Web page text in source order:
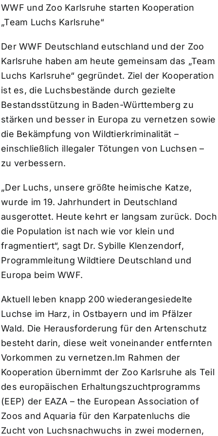
WWF und Zoo Karlsruhe starten Kooperation
„Team Luchs Karlsruhe“
Der WWF Deutschland eutschland und der Zoo
Karlsruhe haben am heute gemeinsam das „Team
Luchs Karlsruhe“ gegründet. Ziel der Kooperation
ist es, die Luchsbestände durch gezielte
Bestandsstützung in Baden-Württemberg zu
stärken und besser in Europa zu vernetzen sowie
die Bekämpfung von Wildtierkriminalität –
einschließlich illegaler Tötungen von Luchsen –
zu verbessern.
„Der Luchs, unsere größte heimische Katze,
wurde im 19. Jahrhundert in Deutschland
ausgerottet. Heute kehrt er langsam zurück. Doch
die Population ist nach wie vor klein und
fragmentiert“, sagt Dr. Sybille Klenzendorf,
Programmleitung Wildtiere Deutschland und
Europa beim WWF.
Aktuell leben knapp 200 wiederangesiedelte
Luchse im Harz, in Ostbayern und im Pfälzer
Wald. Die Herausforderung für den Artenschutz
besteht darin, diese weit voneinander entfernten
Vorkommen zu vernetzen.Im Rahmen der
Kooperation übernimmt der Zoo Karlsruhe als Teil
des europäischen Erhaltungszuchtprogramms
(EEP) der EAZA – the European Association of
Zoos and Aquaria für den Karpatenluchs die
Zucht von Luchsnachwuchs in zwei modernen,